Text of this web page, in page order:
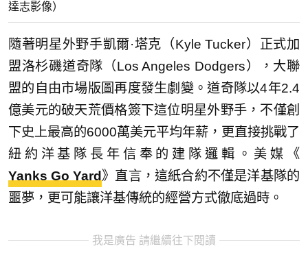
達志影像）
隨著明星外野手凱爾·塔克（Kyle Tucker）正式加
盟洛杉磯道奇隊（Los Angeles Dodgers），大聯
盟的自由市場版圖再度發生劇變。道奇隊以4年2.4
億美元的破天荒價格簽下這位明星外野手，不僅創
下史上最高的6000萬美元平均年薪，更直接挑戰了
紐約洋基隊長年信奉的建隊邏輯。美媒《
Yanks Go Yard 》直言，這紙合約不僅是洋基隊的
噩夢，更可能讓洋基傳統的經營方式徹底過時。
我是廣告 請繼續往下閱讀